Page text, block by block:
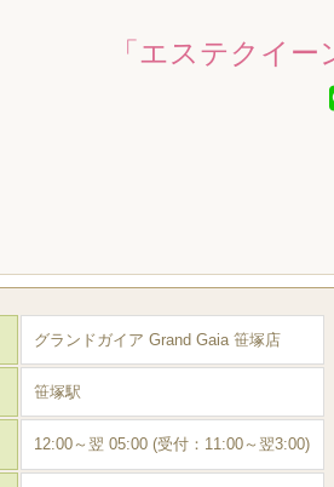
「エステクイー
グランドガイア Grand Gaia 笹塚店
笹塚駅
12:00～翌 05:00 (受付：11:00～翌3:00)